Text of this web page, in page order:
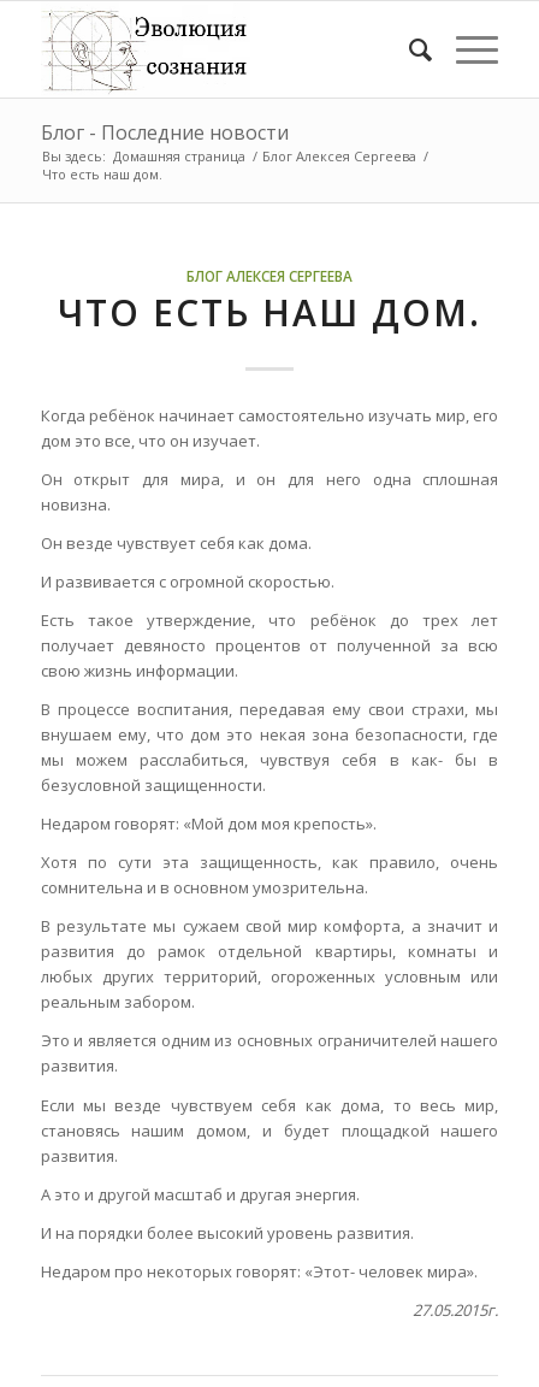
Блог - Последние новости
Вы здесь: Домашняя страница / Блог Алексея Сергеева /
Что есть наш дом.
БЛОГ АЛЕКСЕЯ СЕРГЕЕВА
ЧТО ЕСТЬ НАШ ДОМ.
Когда ребёнок начинает самостоятельно изучать мир, его
дом это все, что он изучает.
Он открыт для мира, и он для него одна сплошная
новизна.
Он везде чувствует себя как дома.
И развивается с огромной скоростью.
Есть такое утверждение, что ребёнок до трех лет
получает девяносто процентов от полученной за всю
свою жизнь информации.
В процессе воспитания, передавая ему свои страхи, мы
внушаем ему, что дом это некая зона безопасности, где
мы можем расслабиться, чувствуя себя в как- бы в
безусловной защищенности.
Недаром говорят: «Мой дом моя крепость».
Хотя по сути эта защищенность, как правило, очень
сомнительна и в основном умозрительна.
В результате мы сужаем свой мир комфорта, а значит и
развития до рамок отдельной квартиры, комнаты и
любых других территорий, огороженных условным или
реальным забором.
Это и является одним из основных ограничителей нашего
развития.
Если мы везде чувствуем себя как дома, то весь мир,
становясь нашим домом, и будет площадкой нашего
развития.
А это и другой масштаб и другая энергия.
И на порядки более высокий уровень развития.
Недаром про некоторых говорят: «Этот- человек мира».
27.05.2015г.